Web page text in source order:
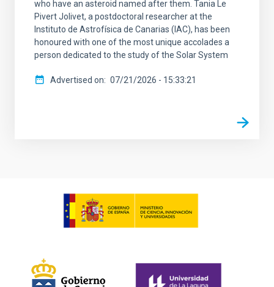
who have an asteroid named after them. Tania Le
Pivert Jolivet, a postdoctoral researcher at the
Instituto de Astrofísica de Canarias (IAC), has been
honoured with one of the most unique accolades a
person dedicated to the study of the Solar System
Advertised on 07/21/2026 - 15:33:21